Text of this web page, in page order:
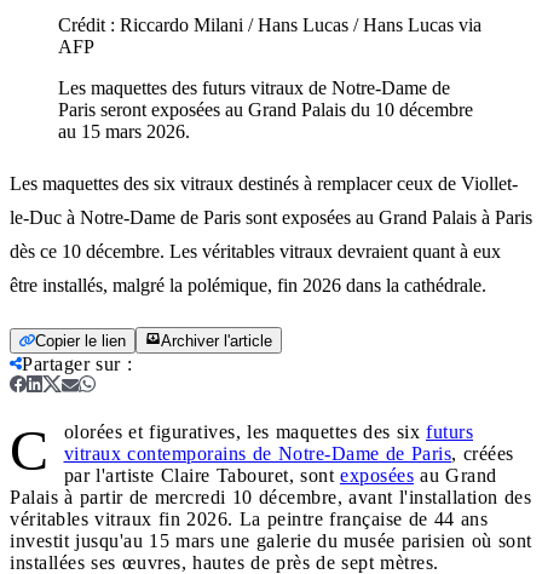
Crédit : Riccardo Milani / Hans Lucas / Hans Lucas via
AFP
Les maquettes des futurs vitraux de Notre-Dame de
Paris seront exposées au Grand Palais du 10 décembre
au 15 mars 2026.
Les maquettes des six vitraux destinés à remplacer ceux de Viollet-
le-Duc à Notre-Dame de Paris sont exposées au Grand Palais à Paris
dès ce 10 décembre. Les véritables vitraux devraient quant à eux
être installés, malgré la polémique, fin 2026 dans la cathédrale.
Copier le lien Archiver l'article
Partager sur:
C olorées et figuratives, les maquettes des six futurs
vitraux contemporains de Notre-Dame de Paris, créées
par l'artiste Claire Tabouret, sont exposées au Grand
Palais à partir de mercredi 10 décembre, avant l'installation des
véritables vitraux fin 2026. La peintre française de 44 ans
investit jusqu'au 15 mars une galerie du musée parisien où sont
installées ses œuvres, hautes de près de sept mètres.